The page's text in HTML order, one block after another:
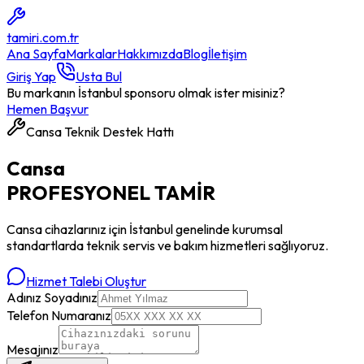
tamiri.com.tr
Ana SayfaMarkalarHakkımızdaBlogİletişim
Giriş Yap
Usta Bul
Bu markanın İstanbul sponsoru olmak ister misiniz?
Hemen Başvur
CansaTeknik Destek Hattı
Cansa
PROFESYONELTAMİR
Cansacihazlarınız için İstanbul genelinde kurumsal
standartlarda teknik servis ve bakım hizmetleri sağlıyoruz.
Hizmet Talebi Oluştur
Adınız Soyadınız
Telefon Numaranız
Mesajınız